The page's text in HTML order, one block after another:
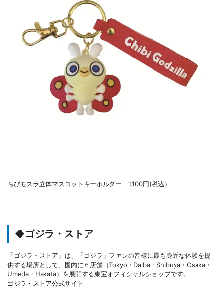
ちびモスラ立体マスコットキーホルダー 1,100円(税込）
◆ゴジラ・ストア
「ゴジラ・ストア」は、「ゴジラ」ファンの皆様に最も身近な体験を提
供する場所として、国内に６店舗（Tokyo・Daiba・Shibuya・Osaka・
Umeda・Hakata）を展開する東宝オフィシャルショップです。
ゴジラ・ストア公式サイト